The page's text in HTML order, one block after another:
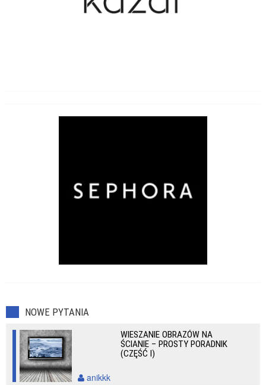
NOWE PYTANIA
WIESZANIE OBRAZÓW NA
ŚCIANIE – PROSTY PORADNIK
(CZĘŚĆ I)
anikkk